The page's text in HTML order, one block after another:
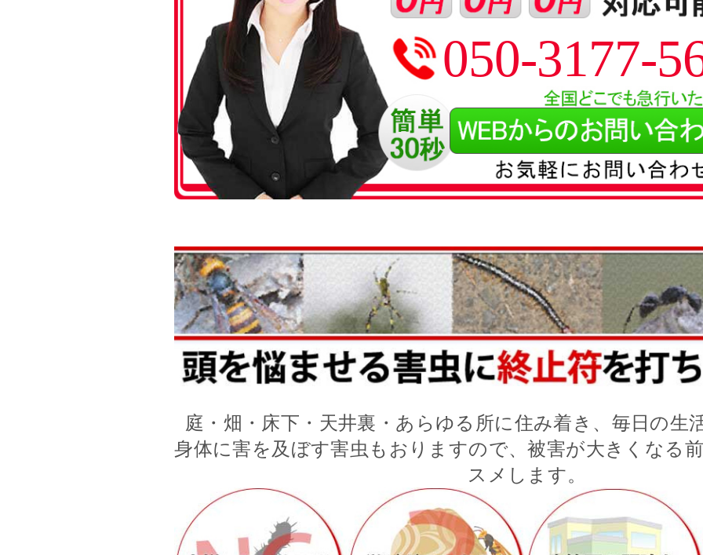
050-3177-
庭・畑・床下・天井裏・あらゆる所に住み着き、毎日の生
身体に害を及ぼす害虫もおりますので、被害が大きくなる
スメします。